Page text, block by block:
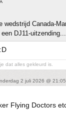
wedstrijd Canada-
DJ11-uitzending....
dat alles gekleurd is.
2 juli 2026 @
Flying Doctors